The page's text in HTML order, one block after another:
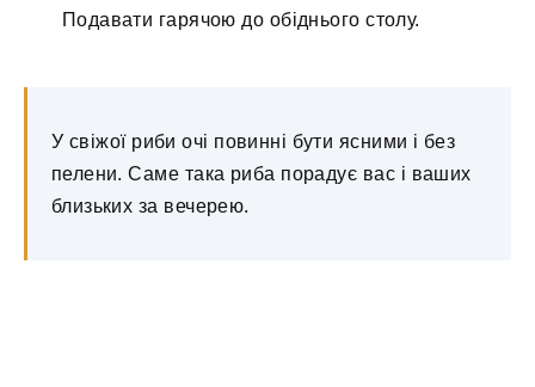
Подавати гарячою до обіднього столу.
У свіжої риби очі повинні бути ясними і без
пелени. Саме така риба порадує вас і ваших
близьких за вечерею.